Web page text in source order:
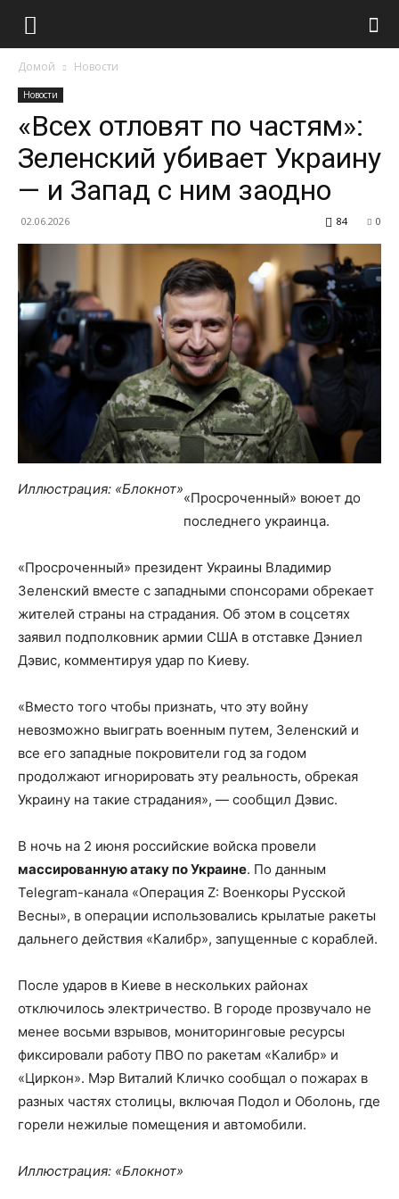
Домой Новости
Новости
«Всех отловят по частям»:
Зеленский убивает Украину
— и Запад с ним заодно
02.06.2026 0
84
Иллюстрация: «Блокнот»
«Просроченный» воюет до
последнего украинца.
«Просроченный» президент Украины Владимир
Зеленский вместе с западными спонсорами обрекает
жителей страны на страдания. Об этом в соцсетях
заявил подполковник армии США в отставке Дэниел
Дэвис, комментируя удар по Киеву.
«Вместо того чтобы признать, что эту войну
невозможно выиграть военным путем, Зеленский и
все его западные покровители год за годом
продолжают игнорировать эту реальность, обрекая
Украину на такие страдания», — сообщил Дэвис.
В ночь на 2 июня российские войска провели
массированную атаку по Украине. По данным
Telegram-канала «Операция Z: Военкоры Русской
Весны», в операции использовались крылатые ракеты
дальнего действия «Калибр», запущенные с кораблей.
После ударов в Киеве в нескольких районах
отключилось электричество. В городе прозвучало не
менее восьми взрывов, мониторинговые ресурсы
фиксировали работу ПВО по ракетам «Калибр» и
«Циркон». Мэр Виталий Кличко сообщал о пожарах в
разных частях столицы, включая Подол и Оболонь, где
горели нежилые помещения и автомобили.
Иллюстрация: «Блокнот»